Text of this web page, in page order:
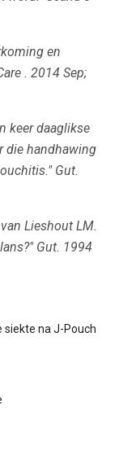
en
. 2014 Sep;
keer daaglikse
die handhawing
Gut.
Lieshout LM.
Gut. 1994
siekte na J-Pouch